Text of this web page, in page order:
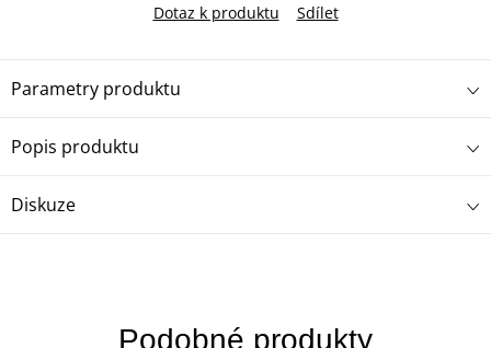
Dotaz k produktu Sdílet
Popis produktu
Parametry produktu
Diskuze